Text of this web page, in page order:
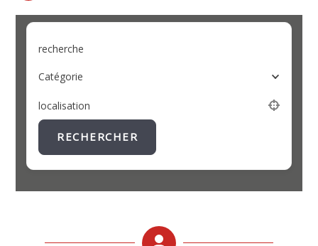
recherche
Catégorie
localisation
RECHERCHER